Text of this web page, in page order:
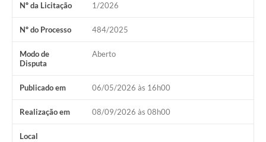
Nº da Licitação 1/2026
Nº do Processo 484/2025
Modo de
Disputa
Aberto
Publicado em 06/05/2026 às 16h00
Realização em 08/09/2026 às 08h00
Local